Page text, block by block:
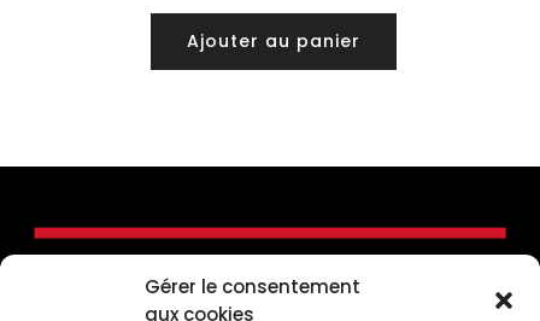
Gérer le consentement
aux cookies
Ajouter au panier